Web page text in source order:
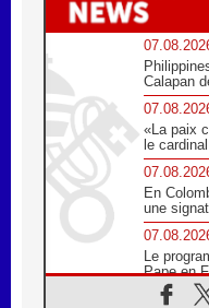
Calapan
«La paix
le
En
une
Le
Pape en